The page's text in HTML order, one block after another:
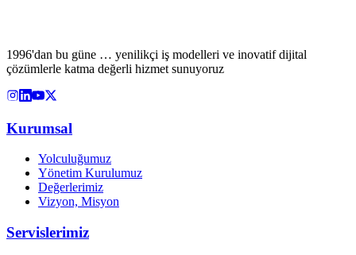
1996'dan bu güne … yenilikçi iş modelleri ve inovatif dijital
çözümlerle katma değerli hizmet sunuyoruz
Kurumsal
Yolculuğumuz
Yönetim Kurulumuz
Değerlerimiz
Vizyon, Misyon
Servislerimiz